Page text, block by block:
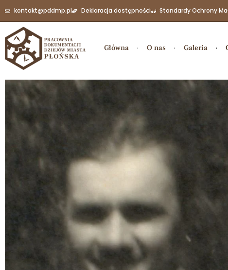
kontakt@pddmp.pl Deklaracja dostępności Standardy Ochrony
Główna O nas Galeria